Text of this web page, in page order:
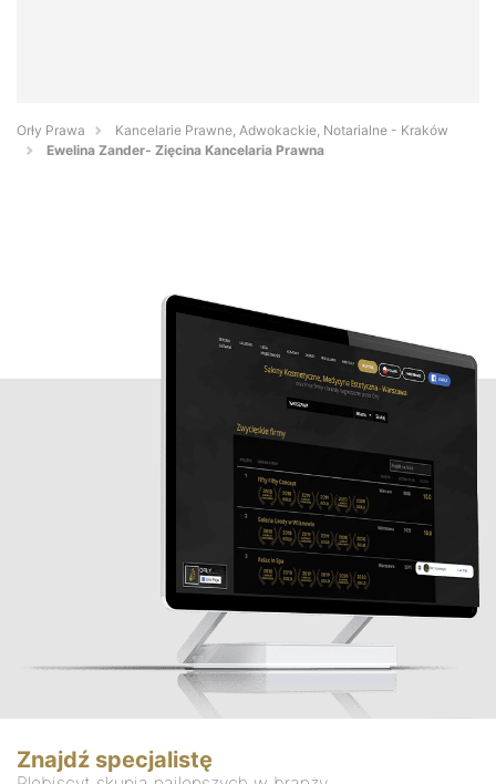
Orły Prawa
Kancelarie Prawne, Adwokackie, Notarialne - Kraków
Ewelina Zander- Zięcina Kancelaria Prawna
Znajdź specjalistę